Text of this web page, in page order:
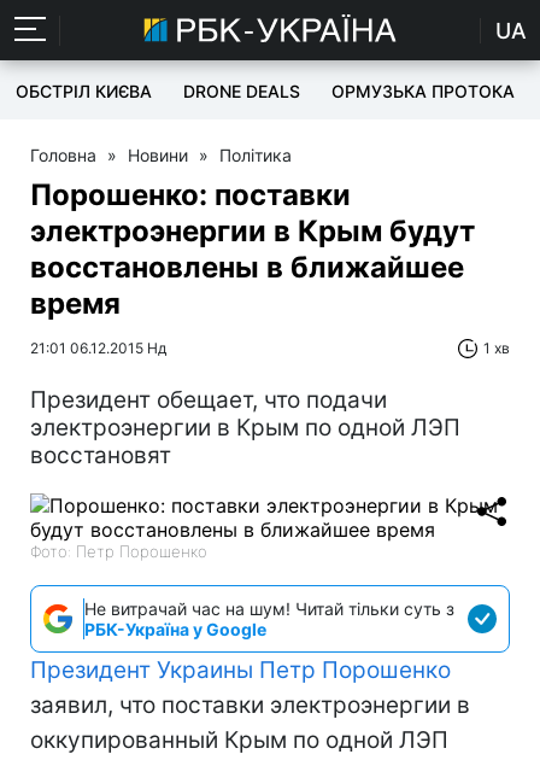
UA
ОБСТРІЛ КИЄВА DRONE DEALS ОРМУЗЬКА ПРОТОКА
Головна » Новини » Політика
Порошенко: поставки
электроэнергии в Крым будут
восстановлены в ближайшее
время
21:01 06.12.2015 Нд 1 хв
Президент обещает, что подачи
электроэнергии в Крым по одной ЛЭП
восстановят
Фото: Петр Порошенко
Не витрачай час на шум! Читай тільки суть з
РБК-Україна у Google
Президент Украины Петр Порошенко
заявил, что поставки электроэнергии в
оккупированный Крым по одной ЛЭП